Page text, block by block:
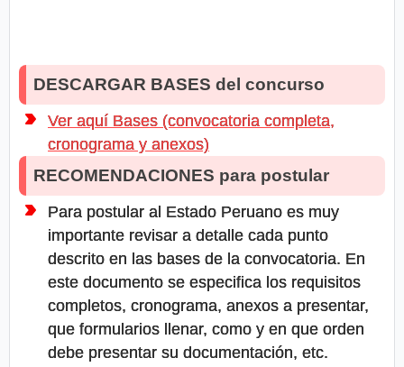
DESCARGAR BASES del concurso
Ver aquí Bases (convocatoria completa,
cronograma y anexos)
RECOMENDACIONES para postular
Para postular al Estado Peruano es muy
importante revisar a detalle cada punto
descrito en las bases de la convocatoria. En
este documento se especifica los requisitos
completos, cronograma, anexos a presentar,
que formularios llenar, como y en que orden
debe presentar su documentación, etc.